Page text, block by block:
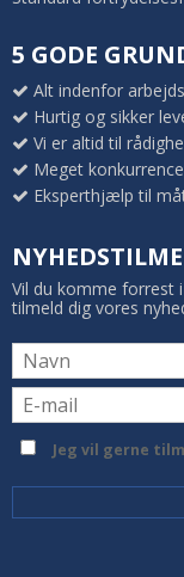
5 GODE
Alt indenfor
Hurtig og sikker
Vi er altid til
Meget
Eksperthjælp til
Vil du komme forrest
tilmeld dig vores
Jeg vil gerne